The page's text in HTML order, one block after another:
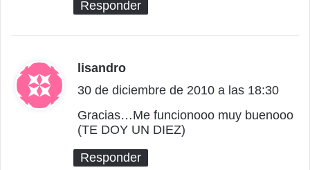
Responder
lisandro
i
e
:
30 de diciembre de 2010 a las 18:30
Gracias…Me funcionooo muy buenooo
(TE DOY UN DIEZ)
Responder